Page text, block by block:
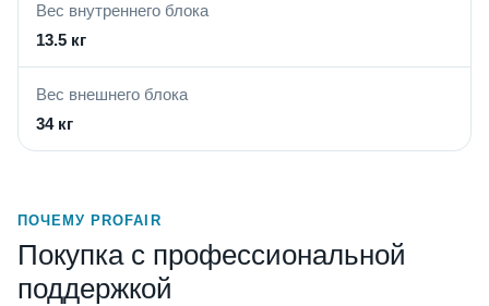
Вес внутреннего блока
13.5 кг
Вес внешнего блока
34 кг
ПОЧЕМУ PROFAIR
Покупка с профессиональной
поддержкой